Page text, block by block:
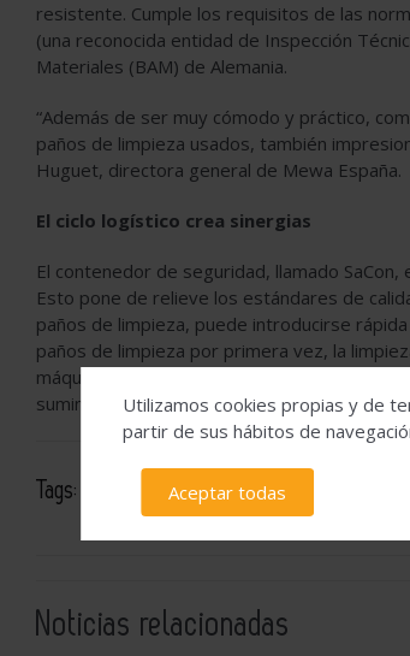
resistente. Cumple los requisitos de las
(una reconocida entidad de Inspección
Materiales (BAM) de Alemania.
“Además de ser muy cómodo y práctico,
paños de limpieza usados, también
Huguet, directora general de Mewa España.
El ciclo logístico crea sinergias
El contenedor de seguridad, llamado
Esto pone de relieve los estándares de
paños de limpieza, puede introducirse
paños de limpieza por primera vez, la
máquinas y herramientas pueden limpiarse
suministra el contenedor de seguridad
Tags:
Noticias relacionadas
Utilizamos cookies propias y de
partir de sus hábitos de
Aceptar todas